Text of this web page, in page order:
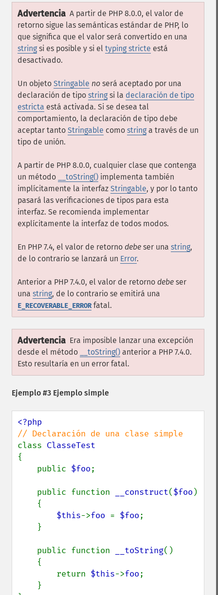
Advertencia A partir de PHP 8.0.0, el valor de
retorno sigue las semánticas estándar de PHP, lo
que significa que el valor será convertido en una
string si es posible y si el typing stricte está
desactivado.
Un objeto Stringable no será aceptado por una
declaración de tipo string si la declaración de tipo
estricta está activada. Si se desea tal
comportamiento, la declaración de tipo debe
aceptar tanto Stringable como string a través de un
tipo de unión.
A partir de PHP 8.0.0, cualquier clase que contenga
un método
__toString() implementa también
implícitamente la interfaz Stringable, y por lo tanto
pasará las verificaciones de tipos para esta
interfaz. Se recomienda implementar
explícitamente la interfaz de todos modos.
En PHP 7.4, el valor de retorno debe ser una string,
de lo contrario se lanzará un Error.
Anterior a PHP 7.4.0, el valor de retorno debe ser
una string, de lo contrario se emitirá una
E_RECOVERABLE_ERRORfatal.
Advertencia Era imposible lanzar una excepción
desde el método
__toString() anterior a PHP 7.4.0.
Esto resultaría en un error fatal.
Ejemplo #3 Ejemplo simple
class
{
    public
$foo;
    public function
__construct($foo )
$this->foo = $foo;
    public function
__toString()
        return
$this->foo;